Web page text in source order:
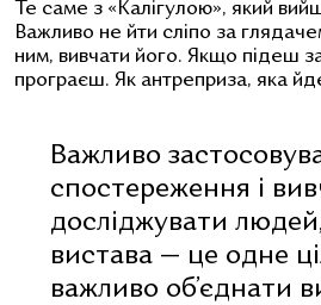
Те саме з «Калігулою», який
Важливо не йти сліпо за
ним, вивчати його. Якщо підеш
програєш. Як антреприза, яка
Важливо
спостереження і
досліджувати
вистава — це одне
важливо об’єднати